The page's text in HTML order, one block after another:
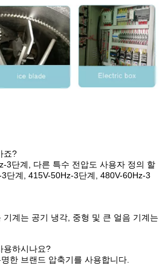
죠?
3단계, 다른 특수 전압도 사용자 정의 할
단계, 415V-50Hz-3단계, 480V-60Hz-3
기계는 공기 냉각, 중형 및 큰 얼음 기계는
용하시나요?
한 브랜드 압축기를 사용합니다.